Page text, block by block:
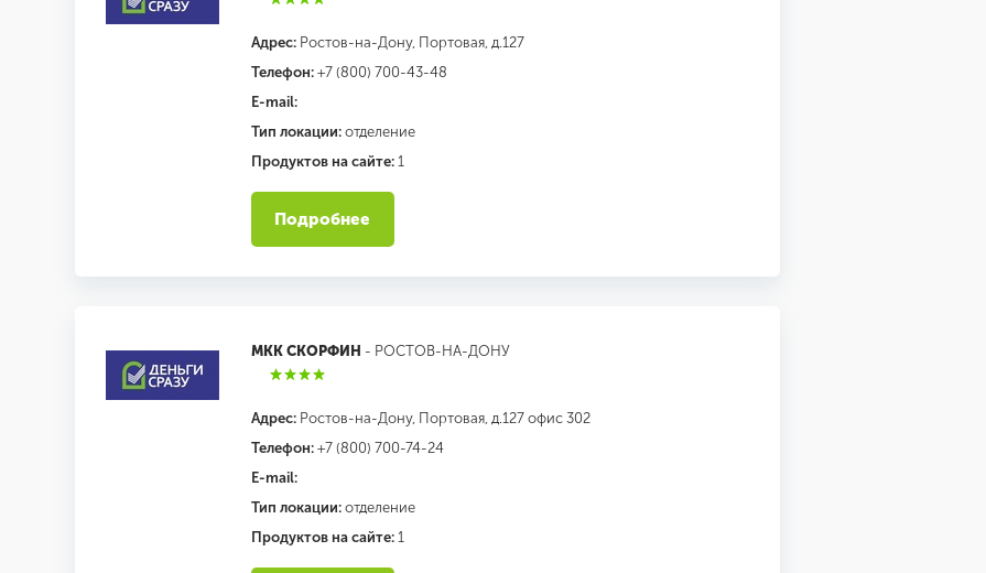
Адрес: Ростов-на-Дону, Портовая, д.127
Телефон: +7 (800) 700-43-48
E-mail:
Тип локации: отделение
Продуктов на сайте: 1
Подробнее
МКК СКОРФИН - РОСТОВ-НА-ДОНУ
Адрес: Ростов-на-Дону, Портовая, д.127 офис 302
Телефон: +7 (800) 700-74-24
E-mail:
Тип локации: отделение
Продуктов на сайте: 1